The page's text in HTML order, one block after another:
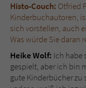
Histo-Couch: Otfried
Kinderbuchautoren,
sich vorstellen, auch
Was würde Sie daran
Heike Wolf: Ich habe
gespielt, aber ich bin
gute Kinderbücher